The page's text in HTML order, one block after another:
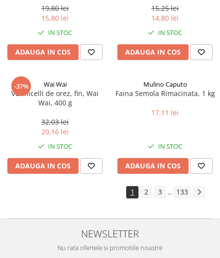
19,80 lei
15,80 lei
IN STOC
ADAUGA IN COS
15,25 lei
14,80 lei
IN STOC
ADAUGA IN COS
-37% Wai Wai
Vermicelli de orez, fin, Wai
Wai, 400 g
32,03 lei
20,16 lei
IN STOC
ADAUGA IN COS
Mulino Caputo
Faina Semola Rimacinata, 1 kg
17,11 lei
IN STOC
ADAUGA IN COS
1 2 3 ... 133
NEWSLETTER
Nu rata ofertele si promotiile noastre